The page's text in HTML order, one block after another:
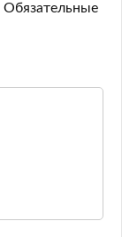
Обязательные